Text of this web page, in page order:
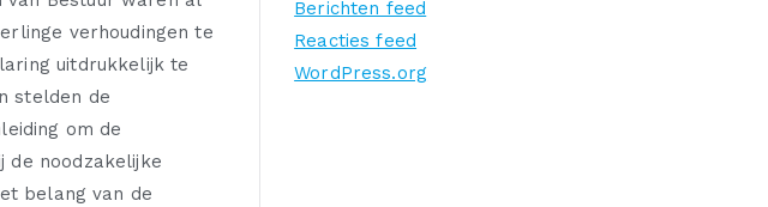
verhoudingen te
uitdrukkelijk te
stelden de
om de
noodzakelijke
belang van de
Berichten feed
Reacties feed
WordPress.org